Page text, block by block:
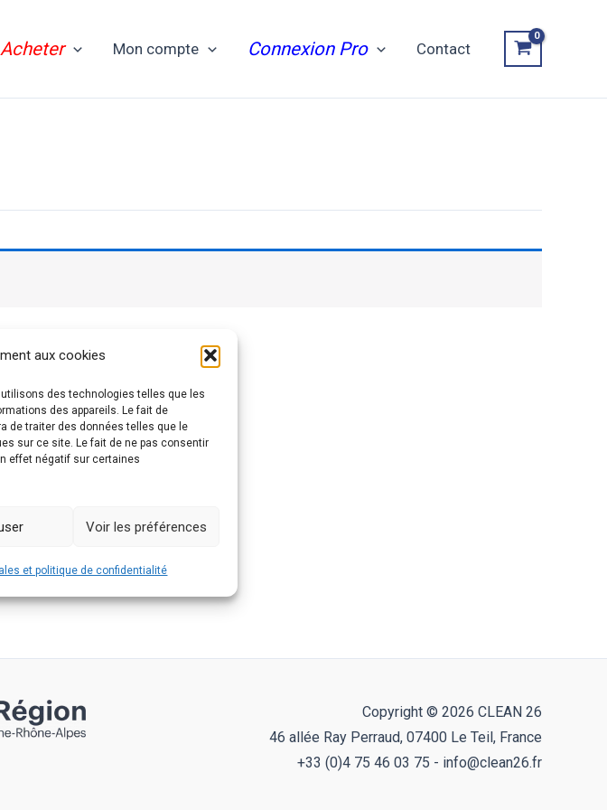
aux cookies
des technologies telles que les
des appareils. Le fait de
de traiter des données telles que le
sur ce site. Le fait de ne pas consentir
effet négatif sur certaines
Voir les préférences
et politique de confidentialité
Acheter Mon compte Connexion Pro Contact
Copyright © 2026 CLEAN 26
46 allée Ray Perraud, 07400 Le Teil, France
+33 (0)4 75 46 03 75 - info@clean26.fr